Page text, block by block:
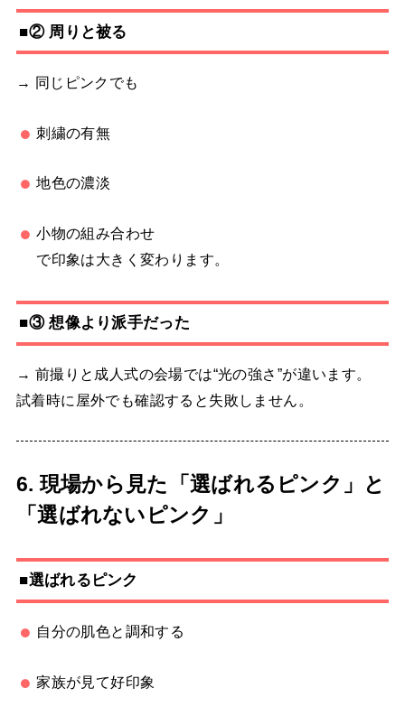
■② 周りと被る
→ 同じピンクでも
刺繍の有無
地色の濃淡
小物の組み合わせ
で印象は大きく変わります。
■③ 想像より派手だった
→ 前撮りと成人式の会場では“光の強さ”が違います。
試着時に屋外でも確認すると失敗しません。
6. 現場から見た「選ばれるピンク」と
「選ばれないピンク」
■選ばれるピンク
自分の肌色と調和する
家族が見て好印象